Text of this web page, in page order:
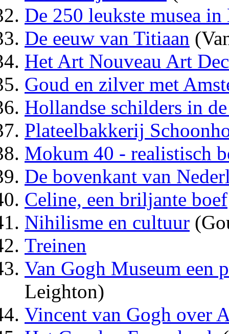
De 250 leukste musea
De eeuw van Titiaan
Het Art Nouveau Art
Goud en zilver met
Hollandse schilders in
Plateelbakkerij
Mokum 40 - realistisch
De bovenkant van
Celine, een briljante boef
Nihilisme en cultuur
Treinen
Van Gogh Museum een
Leighton)
Vincent van Gogh over